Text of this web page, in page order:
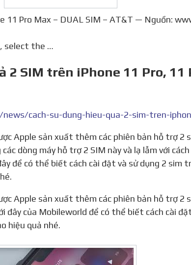
11 Pro Max – DUAL SIM – AT&T — Nguồn:
select the …
2 SIM trên iPhone 11 Pro, 11
dòng máy hỗ trợ 2 SIM này và lạ lẫm với
để có thể biết cách cài đặt và sử dụng 2 sim
đây của Mobileworld để có thể biết cách cài
hiệu quả nhé.